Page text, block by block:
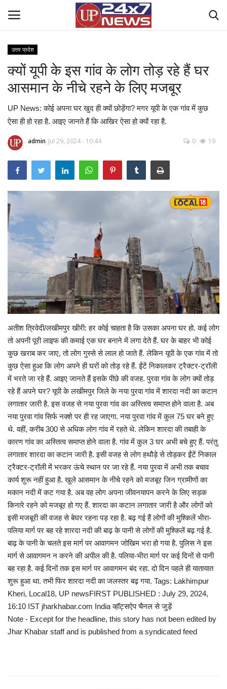
Home
Contact Us
राष्ट्रीय खबरें
उत्तर प्रदेश
बिज़नेस
क्राइम
मनोरंजन
Gallery
क्रिकेट
अजब गज़ब
टीवी
करियर
उत्तर प्रदेश
क्यों यूपी के इस गांव के लोग तोड़ रहे हैं घर
आसमान के नीचे रहने के लिए मजबूर
UP News: कोई अपना घर खुद ही क्यों छोड़ेंगा? मगर यूपी के एक गांव में कुछ
ऐसा ही हो रहा है. आइए जानते हैं कि आखिर ऐसा हो क्यों रहा है.
admin Jul 29, 2024 - 10:44 0 19
अतीश त्रिवेदी/लखीमपुर खीरी: हर कोई चाहता है कि उसका अपना घर हो. कई लोग
तो अपनी पूरी लाइफ की कमाई एक घर बनाने में लगा देते हैं. घर के बाहर भी कोई
कुछ खराब कर जाए, तो लोग गुस्से से लाल हो जाते हैं. लेकिन यूपी के एक गांव में तो
कुछ ऐसा हुआ कि लोग अपने ही घरों को तोड़ रहे हैं. ईंटें निकालकर ट्रैक्टर-ट्रॉली
में भरते जा रहे हैं. आइए जानते हैं इसके पीछे की वजह. पुरवा गांव के लोग क्यों तोड़
रहे हैं अपने घर? यूपी के लखीमपुर जिले के नया पुरवा गांव में शारदा नदी का कटान
लगातार जारी है. इस वजह से नया पुरवा गांव का अस्तित्व समाप्त होने वाला है. अब
नया पुरवा गांव सिर्फ नक्शे पर ही रह जाएगा. नया पुरवा गांव में कुल 75 घर बने हुए
थे. वहीं, करीब 300 से अधिक लोग गांव में रहते थे. लेकिन शारदा की तबाही के
कारण गांव का अस्तित्व समाप्त होने वाला है. गांव में कुल 3 घर अभी बचे हुए हैं. परंतु
लगातार शारदा का कटान जारी है. इसी वजह से लोग हथौड़े से तोड़कर ईंटें निकाल
ट्रैक्टर-ट्रॉली में भरकर ऊंचे स्थान पर जा रहे हैं. नया पुरवा में अभी तक बचाव
कार्य शुरू नहीं हुआ है. खुले आसमान के नीचे रहने को मजबूर जिन ग्रामीणों का
मकान नदी में कट गया है. अब वह लोग अपना जीवनयापन करने के लिए सड़क
किनारे रहने को मजबूर हो गए हैं. शारदा का कटान लगातार जारी है और लोगों को
इसी मजबूरी की वजह से बेघर रहना पड़ रहा है. बढ़ गई हैं लोगों की मुश्किलें भीरा-
पलिया मार्ग पर बह रहे शारदा नदी की बाढ़ के पानी से लोगों की मुश्किलें बढ़ गई है.
बाढ़ के पानी के चलते इस मार्ग पर आवागमन जोखिम भरा हो गया है. पुलिस ने इस
मार्ग से आवागमन न करने की अपील की है. पलिया-भीरा मार्ग पर कई दिनों से पानी
बह रहा है. कई दिनों तक इस मार्ग पर आवागमन बंद रहा. दो दिन पहले ही यातायात
शुरू हुआ था. तभी फिर शारदा नदी का जलस्तर बढ़ गया. Tags: Lakhimpur
Kheri, Local18, UP newsFIRST PUBLISHED : July 29, 2024,
16:10 IST jharkhabar.com India व्हॉट्सऐप चैनल से जुड़ें
Note - Except for the headline, this story has not been edited by
Jhar Khabar staff and is published from a syndicated feed